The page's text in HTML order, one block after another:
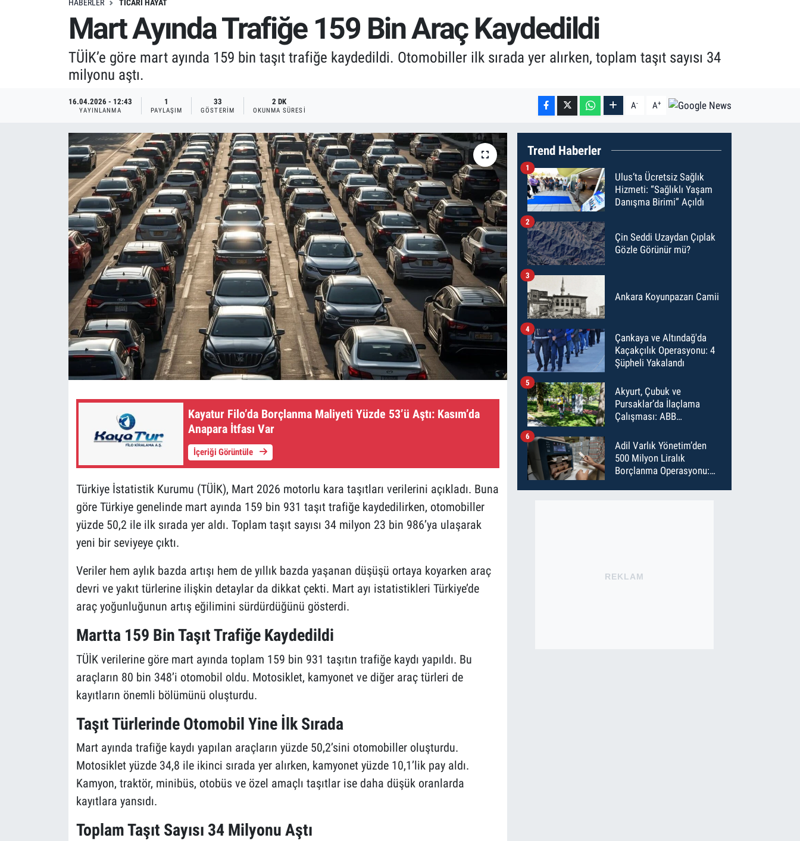
HABERLER TICARI HAYAT
Mart Ayında Trafiğe 159 Bin Araç Kaydedildi
TÜİK’e göre mart ayında 159 bin taşıt trafiğe kaydedildi. Otomobiller ilk sırada yer alırken, toplam taşıt sayısı 34
milyonu aştı.
16.04.2026 - 12:43
YAYINLANMA
1
PAYLAŞIM
33
GÖSTERIM
2 DK
OKUNMA SÜRESI A- A+
Kayatur Filo’da Borçlanma Maliyeti Yüzde 53’ü Aştı: Kasım’da
Anapara İtfası Var
İçeriği Görüntüle
Türkiye İstatistik Kurumu (TÜİK), Mart 2026 motorlu kara taşıtları verilerini açıkladı. Buna
göre Türkiye genelinde mart ayında 159 bin 931 taşıt trafiğe kaydedilirken, otomobiller
yüzde 50,2 ile ilk sırada yer aldı. Toplam taşıt sayısı 34 milyon 23 bin 986’ya ulaşarak
yeni bir seviyeye çıktı.
Veriler hem aylık bazda artışı hem de yıllık bazda yaşanan düşüşü ortaya koyarken araç
devri ve yakıt türlerine ilişkin detaylar da dikkat çekti. Mart ayı istatistikleri Türkiye’de
araç yoğunluğunun artış eğilimini sürdürdüğünü gösterdi.
Martta 159 Bin Taşıt Trafiğe Kaydedildi
TÜİK verilerine göre mart ayında toplam 159 bin 931 taşıtın trafiğe kaydı yapıldı. Bu
araçların 80 bin 348’i otomobil oldu. Motosiklet, kamyonet ve diğer araç türleri de
kayıtların önemli bölümünü oluşturdu.
Taşıt Türlerinde Otomobil Yine İlk Sırada
Mart ayında trafiğe kaydı yapılan araçların yüzde 50,2’sini otomobiller oluşturdu.
Motosiklet yüzde 34,8 ile ikinci sırada yer alırken, kamyonet yüzde 10,1’lik pay aldı.
Kamyon, traktör, minibüs, otobüs ve özel amaçlı taşıtlar ise daha düşük oranlarda
kayıtlara yansıdı.
Toplam Taşıt Sayısı 34 Milyonu Aştı
Trend Haberler
Ulus’ta Ücretsiz Sağlık
Hizmeti: “Sağlıklı Yaşam
Danışma Birimi” Açıldı
1
Çin Seddi Uzaydan Çıplak
Gözle Görünür mü?
2
Ankara Koyunpazarı Camii
3
Çankaya ve Altındağ'da
Kaçakçılık Operasyonu: 4
Şüpheli Yakalandı
4
Akyurt, Çubuk ve
Pursaklar’da İlaçlama
Çalışması: ABB
İlaçladı
5
Adil Varlık Yönetim’den
500 Milyon Liralık
Borçlanma Operasyonu:
6
REKLAM